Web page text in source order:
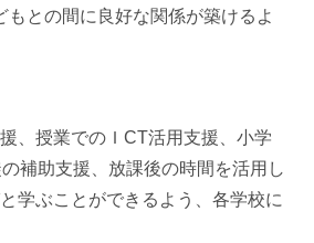
との間に良好な関係が築けるよ
、授業でのＩCT活用支援、小学
補助支援、放課後の時間を活用し
学ぶことができるよう、各学校に